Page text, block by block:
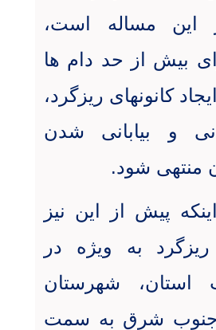
این مساله است،
بیش از حد دام ها
کانونهای ریزگرد،
و بیابانی شدن
منتهی شود.
پیش از این نیز
به ویژه در
شهرستان
جنوب شرق به سمت